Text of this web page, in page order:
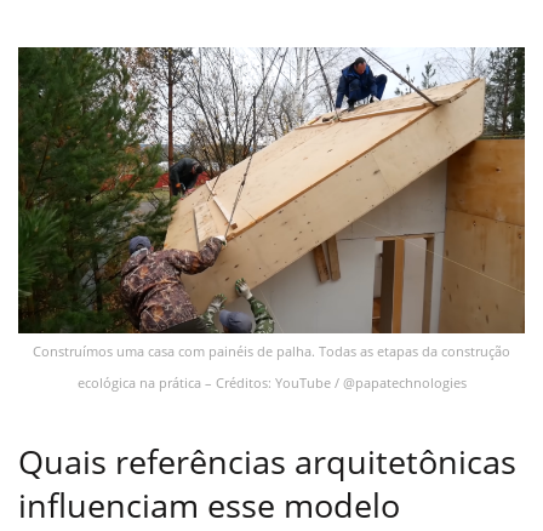
Construímos uma casa com painéis de palha. Todas as etapas da construção
ecológica na prática – Créditos: YouTube / @papatechnologies
Quais referências arquitetônicas
influenciam esse modelo